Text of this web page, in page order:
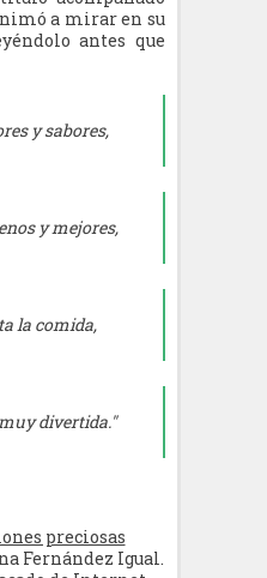
a mirar en su
antes que
y sabores,
y mejores,
la comida,
divertida."
preciosas
Fernández Igual.